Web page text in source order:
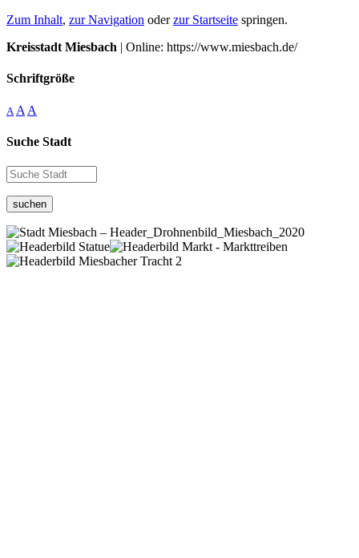
Zum Inhalt, zur Navigation oderzur Startseite springen.
Kreisstadt Miesbach | Online: https://www.miesbach.de/
Schriftgröße
A A A
Suche Stadt
suchen